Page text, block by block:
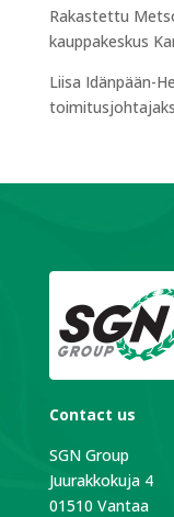
Rakastettu
kauppakeskus
Liisa Idänpään-
Contact us
SGN Group
Juurakkokuja 4
01510 Vantaa